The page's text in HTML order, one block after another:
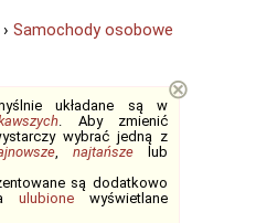
› Samochody osobowe
układane są w
. Aby zmienić
wybrać jedną z
, najtańszelub
są dodatkowo
ulubionewyświetlane
⊗